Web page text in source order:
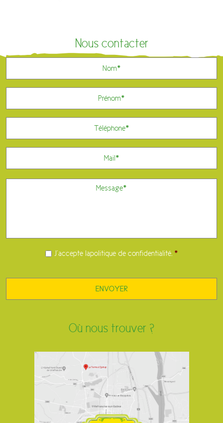
Nous contacter
J’accepte lapolitique de confidentialité. *
Où nous trouver ?